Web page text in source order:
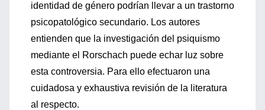
identidad de género podrían llevar a un trastorno
psicopatológico secundario. Los autores
entienden que la investigación del psiquismo
mediante el Rorschach puede echar luz sobre
esta controversia. Para ello efectuaron una
cuidadosa y exhaustiva revisión de la literatura
al respecto.